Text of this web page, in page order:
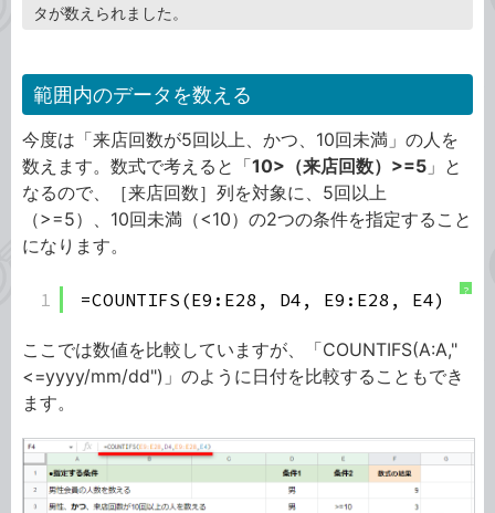
タが数えられました。
範囲内のデータを数える
今度は「来店回数が5回以上、かつ、10回未満」の人を
数えます。数式で考えると「10>（来店回数）>=5 」と
なるので、［来店回数］列を対象に、5回以上
（>=5）、10回未満（<10）の2つの条件を指定すること
になります。
?
1 =COUNTIFS(E9:E28, D4, E9:E28, E4)
ここでは数値を比較していますが、「COUNTIFS(A:A,"
<=yyyy/mm/dd")」のように日付を比較することもでき
ます。